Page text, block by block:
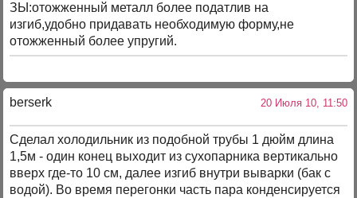
ЗЫ:отожженный металл более податлив на
изгиб,удобно придавать необходимую форму,не
отожженный более упругий.
berserk 20 Июля 10, 11:50
Сделал холодильник из подобной трубы 1 дюйм длина
1,5м - один конец выходит из сухопарника вертикально
вверх где-то 10 см, далее изгиб внутри выварки (бак с
водой). Во время перегонки часть пара конденсируется